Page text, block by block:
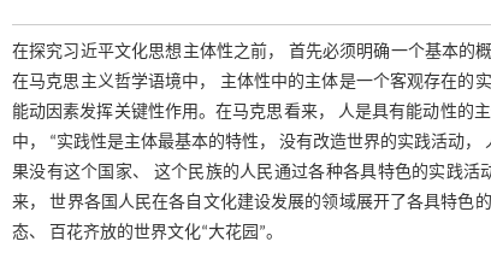
在探究习近平文化思想主体性之前， 首先必须明确一个基本的
在马克思主义哲学语境中， 主体性中的主体是一个客观存在的
能动因素发挥关键性作用。在马克思看来， 人是具有能动性的
中， “实践性是主体最基本的特性， 没有改造世界的实践活动，
果没有这个国家、 这个民族的人民通过各种各具特色的实践
来， 世界各国人民在各自文化建设发展的领域展开了各具特色
态、 百花齐放的世界文化“大花园”。